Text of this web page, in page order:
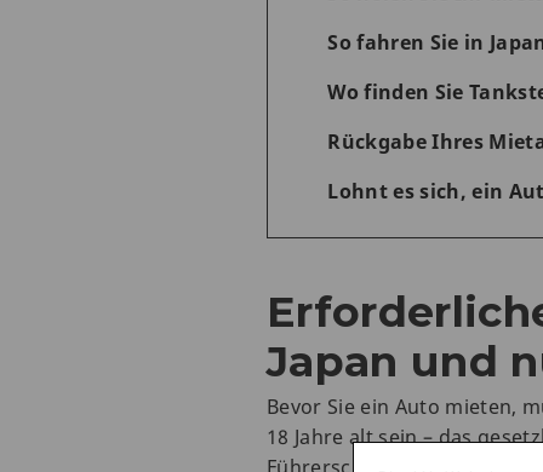
So fahren Sie in
Wo finden Sie
Rückgabe Ihres
Lohnt es sich, ein
Japan und
Bevor Sie ein Auto mieten,
18 Jahre alt sein – das